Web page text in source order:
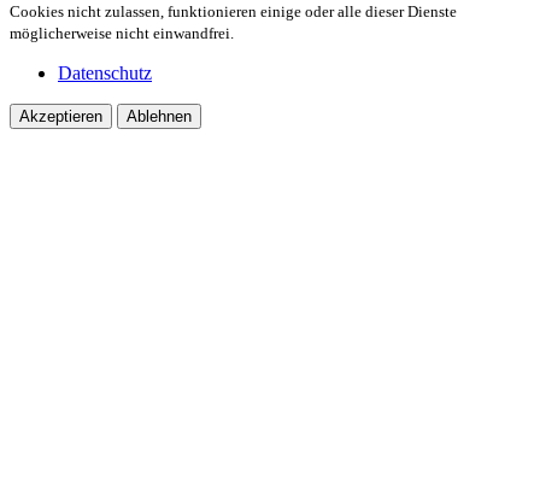
Cookies nicht zulassen, funktionieren einige oder alle dieser Dienste
möglicherweise nicht einwandfrei.
Datenschutz
Akzeptieren Ablehnen